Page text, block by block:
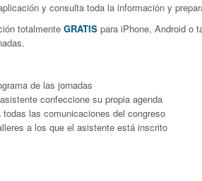
y consulta toda la información y
totalmente GRATISpara iPhone, Android o
de las jornadas
confeccione su propia agenda
todas las comunicaciones del congreso
a los que el asistente está inscrito